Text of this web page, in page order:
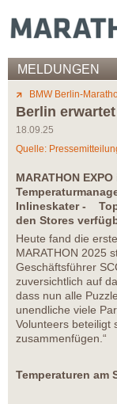
MELDUNGEN
BMW Berlin-
Berlin
18.09.25
Quelle:
MARATHON
Inlineskater -
den Stores
Heute fand die
MARATHON 2025
Geschäftsführer
zuversichtlich auf
dass nun alle
unendliche viele
Volunteers beteiligt
zusammenfügen.“
Temperaturen am